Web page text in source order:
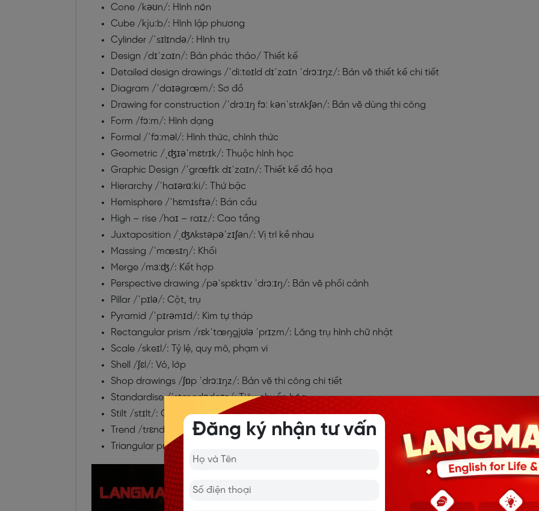
Cone /kəʊn/: Hình nón
Cube /kjuːb/: Hình lập phương
Cylinder /ˈsɪlɪndə/: Hình trụ
Design /dɪˈzaɪn/: Bản phác thảo/ Thiết kế
Detailed design drawings /ˈdiːteɪld dɪˈzaɪn ˈdrɔːɪŋz/: Bản vẽ thiết kế chi tiết
Diagram /ˈdaɪəgræm/: Sơ đồ
Drawing for construction /ˈdrɔːɪŋ fɔː kənˈstrʌkʃən/: Bản vẽ dùng thi công
Form /fɔːm/: Hình dạng
Formal /ˈfɔːməl/: Hình thức, chính thức
Geometric / ˌʤɪəˈmɛtrɪk/: Thuộc hình học
Graphic Design /ˈgræfɪk dɪˈzaɪn/: Thiết kế đồ họa
Hierarchy /ˈhaɪərɑːki/: Thứ bậc
Hemisphere /ˈhɛmɪsfɪə/: Bán cầu
High – rise /haɪ – raɪz/: Cao tầng
Juxtaposition / ˌʤʌkstəpəˈzɪʃən/: Vị trí kề nhau
Massing /ˈmæsɪŋ/: Khối
Merge /mɜːʤ/: Kết hợp
Perspective drawing /pəˈspɛktɪv ˈdrɔːɪŋ/: Bản vẽ phối cảnh
Pillar /ˈpɪlə/: Cột, trụ
Pyramid /ˈpɪrəmɪd/: Kim tự tháp
Rectangular prism /rɛkˈtæŋgjʊlə ˈprɪzm/: Lăng trụ hình chữ nhật
Scale /skeɪl/: Tỷ lệ, quy mô, phạm vi
Shell /ʃɛl/: Vỏ, lớp
Shop drawings /ʃɒp ˈdrɔːɪŋz/: Bản vẽ thi công chi tiết
Standardise /ˈstændədaɪz/: Tiêu chuẩn hóa
Stilt /stɪlt/: Cột sàn nhà
Trend /trɛnd/
: Xu hướng
Triangular prism /
Đăng ký nhận tư vấn